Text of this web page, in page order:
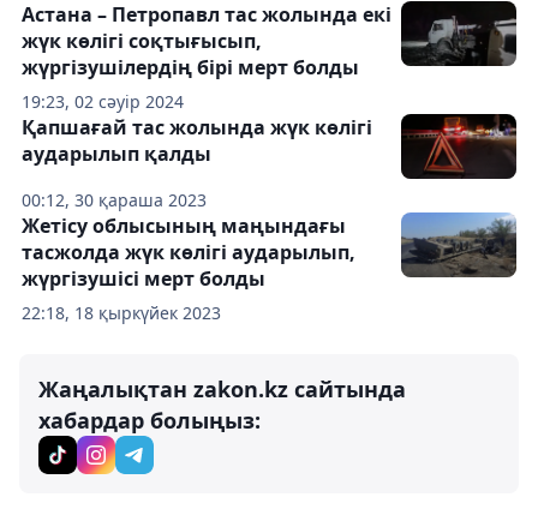
19:23, 02 сәуір 2024
Астана – Петропавл тас жолында екі
жүк көлігі соқтығысып,
жүргізушілердің бірі мерт болды
00:12, 30 қараша 2023
Қапшағай тас жолында жүк көлігі
аударылып қалды
22:18, 18 қыркүйек 2023
Жетісу облысының маңындағы
тасжолда жүк көлігі аударылып,
жүргізушісі мерт болды
Жаңалықтан zakon.kz сайтында
хабардар болыңыз: